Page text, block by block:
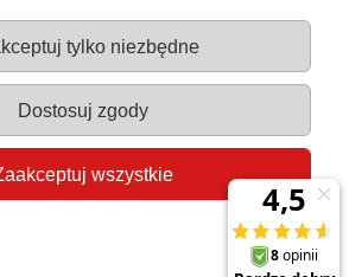
Gastro-Pol
Moje konto
Pomoc
tylko niezbędne
Dostosuj zgody
wszystkie